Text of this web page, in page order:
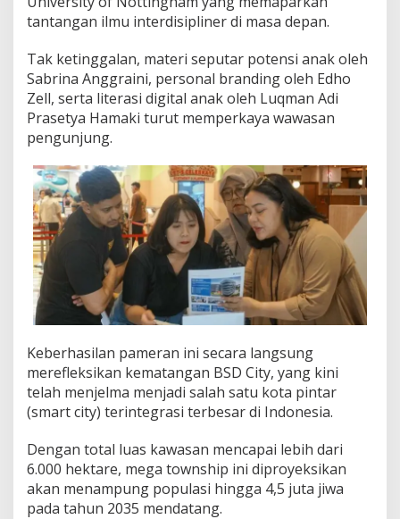
tantangan ilmu interdisipliner di masa depan.
Tak ketinggalan, materi seputar potensi anak oleh
Sabrina Anggraini, personal branding oleh Edho
Zell, serta literasi digital anak oleh Luqman Adi
Prasetya Hamaki turut memperkaya wawasan
pengunjung.
Keberhasilan pameran ini secara langsung
merefleksikan kematangan BSD City, yang kini
telah menjelma menjadi salah satu kota pintar
(smart city) terintegrasi terbesar di Indonesia.
Dengan total luas kawasan mencapai lebih dari
6.000 hektare, mega township ini diproyeksikan
akan menampung populasi hingga 4,5 juta jiwa
pada tahun 2035 mendatang.